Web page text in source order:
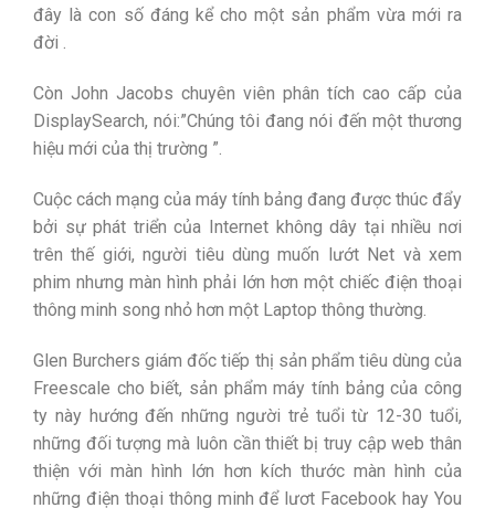
đây là con số đáng kể cho một sản phẩm vừa mới ra
đời .
Còn John Jacobs chuyên viên phân tích cao cấp của
DisplaySearch, nói:”Chúng tôi đang nói đến một thương
hiệu mới của thị trường ”.
Cuộc cách mạng của máy tính bảng đang được thúc đẩy
bởi sự phát triển của Internet không dây tại nhiều nơi
trên thế giới, người tiêu dùng muốn lướt Net và xem
phim nhưng màn hình phải lớn hơn một chiếc điện thoại
thông minh song nhỏ hơn một Laptop thông thường.
Glen Burchers giám đốc tiếp thị sản phẩm tiêu dùng của
Freescale cho biết, sản phẩm máy tính bảng của công
ty này hướng đến những người trẻ tuổi từ 12-30 tuổi,
những đối tượng mà luôn cần thiết bị truy cập web thân
thiện với màn hình lớn hơn kích thước màn hình của
những điện thoại thông minh để lươt Facebook hay You